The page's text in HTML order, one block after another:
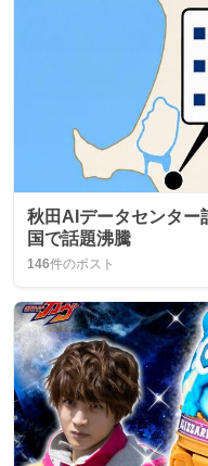
秋田AIデータセンター
国で話題沸騰
146件のポスト